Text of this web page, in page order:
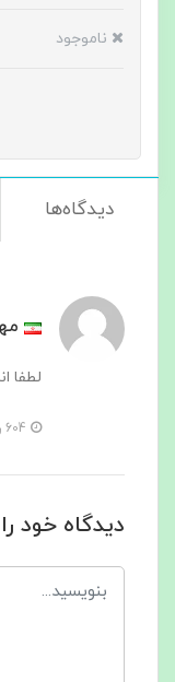
ناموجود
دیدگاه‌ها
لطفا
دیدگاه خود